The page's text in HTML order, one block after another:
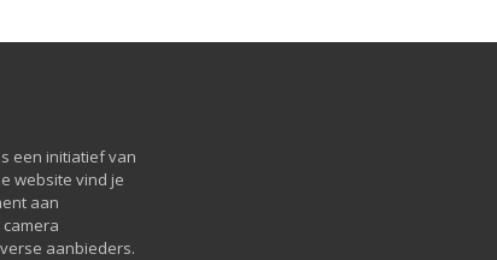
een initiatief van
website vind je
aan
aanbieders.